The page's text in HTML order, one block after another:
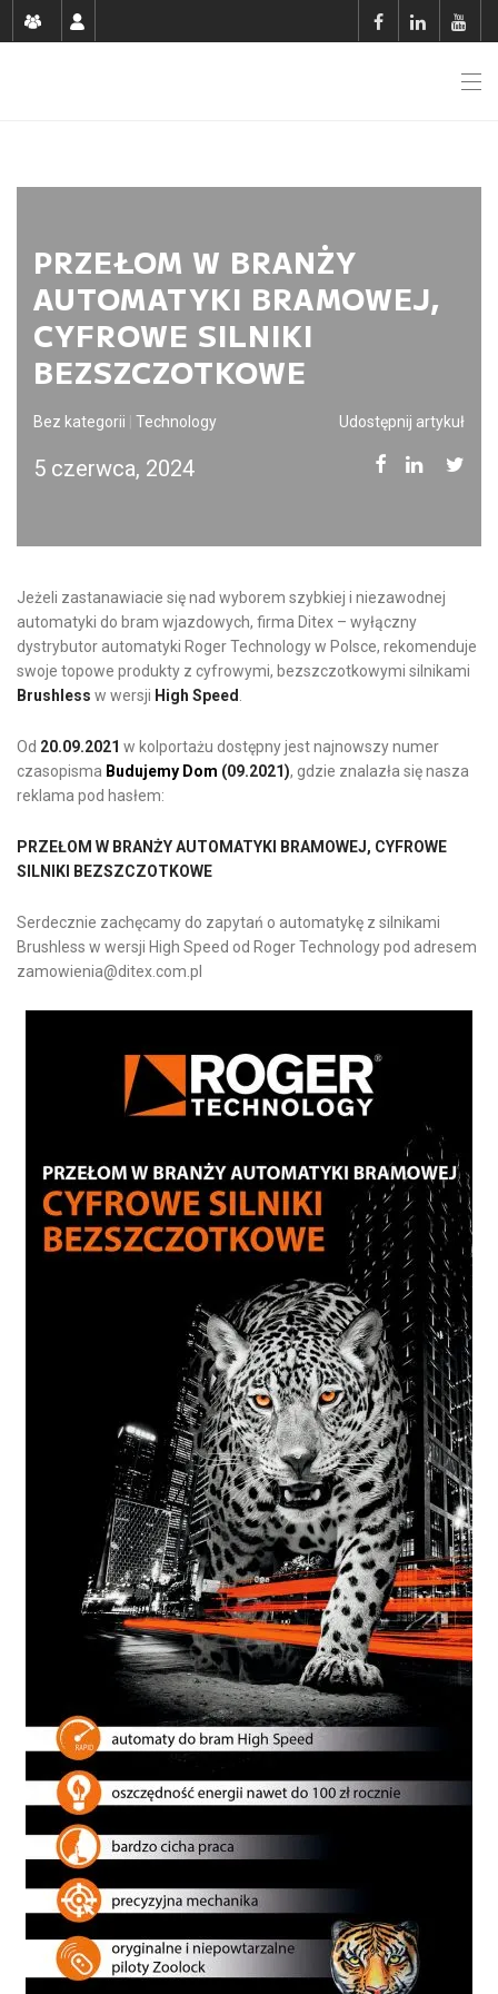
PRZEŁOM W BRANŻY
AUTOMATYKI BRAMOWEJ,
CYFROWE SILNIKI
BEZSZCZOTKOWE
Bez kategorii Technology
5 czerwca, 2024
Udostępnij artykuł
Jeżeli zastanawiacie się nad wyborem szybkiej i niezawodnej
automatyki do bram wjazdowych, firma Ditex – wyłączny
dystrybutor automatyki Roger Technology w Polsce, rekomenduje
swoje topowe produkty z cyfrowymi, bezszczotkowymi silnikami
Brushless w wersji High Speed
Od 20.09.2021 w kolportażu dostępny jest najnowszy numer
czasopisma Budujemy Dom (09.2021), gdzie znalazła się nasza
reklama pod hasłem:
PRZEŁOM W BRANŻY AUTOMATYKI BRAMOWEJ, CYFROWE
SILNIKI BEZSZCZOTKOWE
Serdecznie zachęcamy do zapytań o automatykę z silnikami
Brushless w wersji High Speed od Roger Technology pod adresem
zamowienia@ditex.com.pl